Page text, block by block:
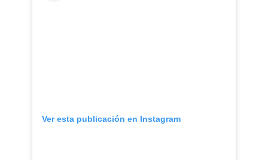
Ver esta publicación en Instagram